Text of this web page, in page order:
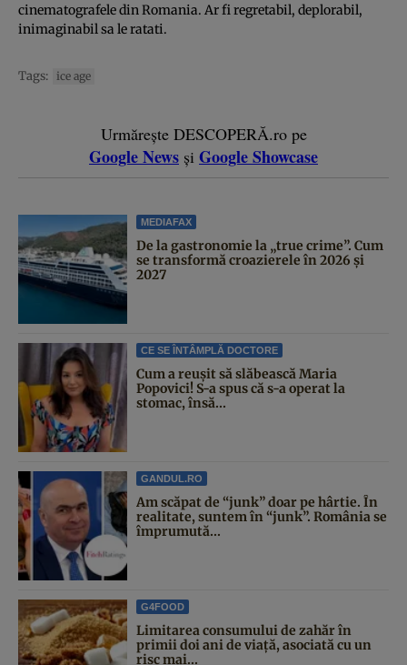
cinematografele din Romania. Ar fi regretabil, deplorabil,
inimaginabil sa le ratati.
Tags: ice age
Urmărește DESCOPERĂ.ro pe
Google News și Google Showcase
MEDIAFAX
De la gastronomie la „true crime”. Cum
se transformă croazierele în 2026 și
2027
CE SE ÎNTÂMPLĂ DOCTORE
Cum a reușit să slăbească Maria
Popovici! S-a spus că s-a operat la
stomac, însă...
GANDUL.RO
Am scăpat de “junk” doar pe hârtie. În
realitate, suntem în “junk”. România se
împrumută...
G4FOOD
Limitarea consumului de zahăr în
primii doi ani de viață, asociată cu un
risc mai...